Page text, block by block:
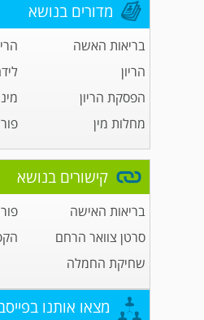
מדורים בנושא
בריאות האשה
הריון
הפסקת הריון
מחלות מין
קישורים בנושא
בריאות האישה
סרטן צוואר הרחם
שחיקת החמלה
מצאו אותנו